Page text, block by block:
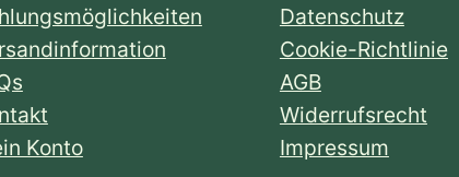
Konto
Datenschutz
Cookie-Richtlinie
AGB
Widerrufsrecht
Impressum